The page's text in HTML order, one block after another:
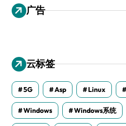
广告
云标签
5G Asp Linux
Windows Windows系统